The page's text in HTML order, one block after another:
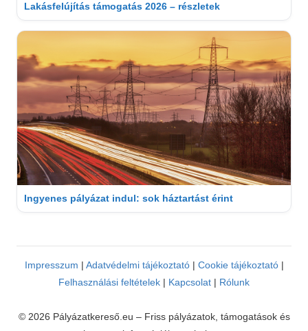
Lakásfelújítás támogatás 2026 – részletek
Ingyenes pályázat indul: sok háztartást érint
Impresszum | Adatvédelmi tájékoztató| Cookie tájékoztató|
Felhasználási feltételek | Kapcsolat | Rólunk
© 2026 Pályázatkereső.eu – Friss pályázatok, támogatások és